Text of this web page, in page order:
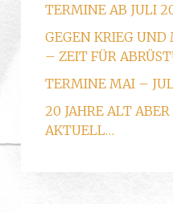
TERMINE AB JULI
GEGEN KRIEG
– ZEIT FÜR
TERMINE MAI –
20 JAHRE ALT
AKTUELL…